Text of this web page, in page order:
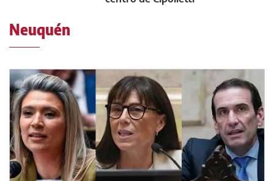
Neuquén